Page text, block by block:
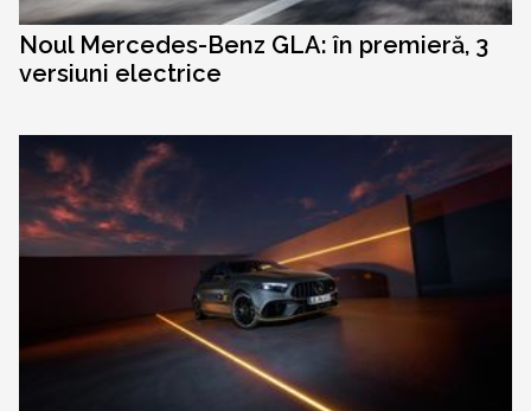
Noul Mercedes-Benz GLA: în premieră, 3
versiuni electrice